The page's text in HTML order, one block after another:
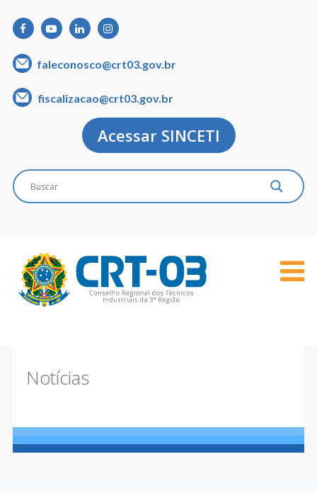
faleconosco@crt03.gov.br
fiscalizacao@crt03.gov.br
Acessar SINCETI
Notícias